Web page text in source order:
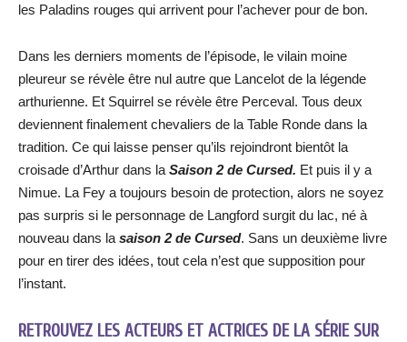
les Paladins rouges qui arrivent pour l’achever pour de bon.
Dans les derniers moments de l’épisode, le vilain moine
pleureur se révèle être nul autre que Lancelot de la légende
arthurienne. Et Squirrel se révèle être Perceval. Tous deux
deviennent finalement chevaliers de la Table Ronde dans la
tradition. Ce qui laisse penser qu’ils rejoindront bientôt la
croisade d’Arthur dans la Saison 2 de Cursed. Et puis il y a
Nimue. La Fey a toujours besoin de protection, alors ne soyez
pas surpris si le personnage de Langford surgit du lac, né à
nouveau dans la saison 2 de Cursed. Sans un deuxième livre
pour en tirer des idées, tout cela n’est que supposition pour
l’instant.
RETROUVEZ LES ACTEURS ET ACTRICES DE LA SÉRIE SUR